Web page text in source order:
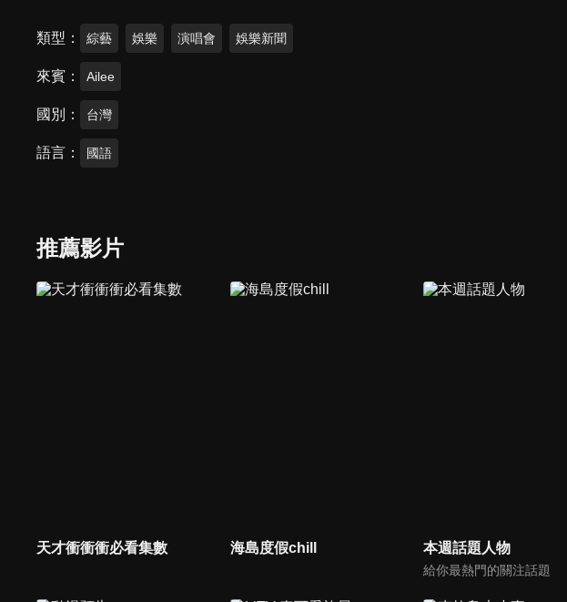
類型 綜藝 娛樂 演唱會 娛樂新聞
來賓 Ailee
國別 台灣
語言 國語
推薦影片
天才衝衝衝必看集數 海島度假chill 本週話題人物
給你最熱門的關注話題